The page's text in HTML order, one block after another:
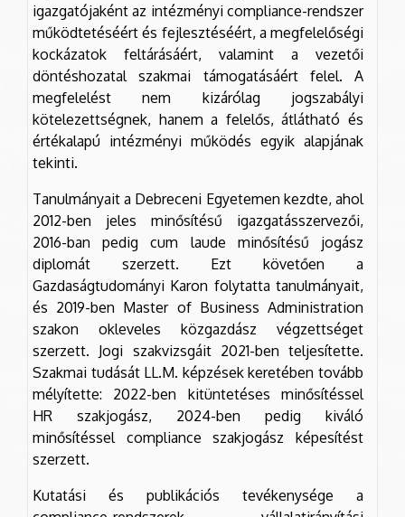
igazgatójaként az intézményi compliance-rendszer
működtetéséért és fejlesztéséért, a megfelelőségi
kockázatok feltárásáért, valamint a vezetői
döntéshozatal szakmai támogatásáért felel. A
megfelelést nem kizárólag jogszabályi
kötelezettségnek, hanem a felelős, átlátható és
értékalapú intézményi működés egyik alapjának
tekinti.
Tanulmányait a Debreceni Egyetemen kezdte, ahol
2012-ben jeles minősítésű igazgatásszervezői,
2016-ban pedig cum laude minősítésű jogász
diplomát szerzett. Ezt követően a
Gazdaságtudományi Karon folytatta tanulmányait,
és 2019-ben Master of Business Administration
szakon okleveles közgazdász végzettséget
szerzett. Jogi szakvizsgáit 2021-ben teljesítette.
Szakmai tudását LL.M. képzések keretében tovább
mélyítette: 2022-ben kitüntetéses minősítéssel
HR szakjogász, 2024-ben pedig kiváló
minősítéssel compliance szakjogász képesítést
szerzett.
Kutatási és publikációs tevékenysége a